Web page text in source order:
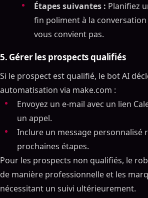
Étapes suivantes : Planifiez
fin poliment à la
vous convient pas.
5. Gérer les prospects qualifiés
Si le prospect est qualifié, le bot AI
automatisation via make.com :
Envoyez un e-mail avec un lien
un appel.
Inclure un message personnalisé
prochaines étapes.
Pour les prospects non qualifiés, le
de manière professionnelle et les
nécessitant un suivi ultérieurement.